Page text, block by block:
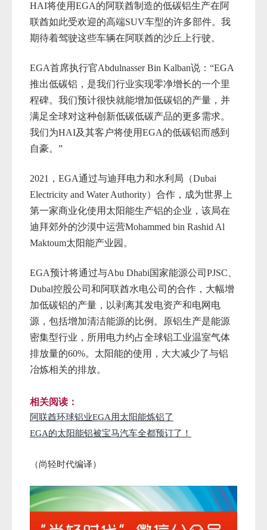
HAI将使用EGA的阿联酋制造的低碳铝生产在阿
联酋如此受欢迎的高端SUV车型的许多部件。我
期待着驾驶这些车辆在阿联酋的沙丘上行驶。
EGA首席执行官Abdulnasser Bin Kalban说：“EGA
推出低碳铝，是我们行业实现零净增长的一个里
程碑。我们预计很快就能增加低碳铝的产量，并
满足全球对这种创新低碳低碳产品的更多需求。
我们为HAI及其客户将使用EGA的低碳铝而感到
自豪。”
2021，EGA通过与迪拜电力和水利局 （Dubai
Electricity and Water Authority）合作，成为世界上
第一家商业化使用太阳能生产铝的企业，该局在
迪拜郊外的沙漠中运营Mohammed bin Rashid Al
Maktoum太阳能产业园。
EGA预计将通过与Abu Dhabi国家能源公司PJSC、
Dubal控股公司和阿联酋水电公司的合作，大幅增
加低碳铝的产量，以剥离其发电资产和电网电
源，包括增加清洁能源的比例。原铝生产是能源
密集型行业，所用电力约占全球铝工业温室气体
排放量的60%。太阳能的使用，大大减少了与铝
冶炼相关的排放。
相关阅读：
阿联酋环球铝业EGA用太阳能炼铝了
EGA的太阳能铝被宝马汽车全都预订了！
（尚轻时代编译）